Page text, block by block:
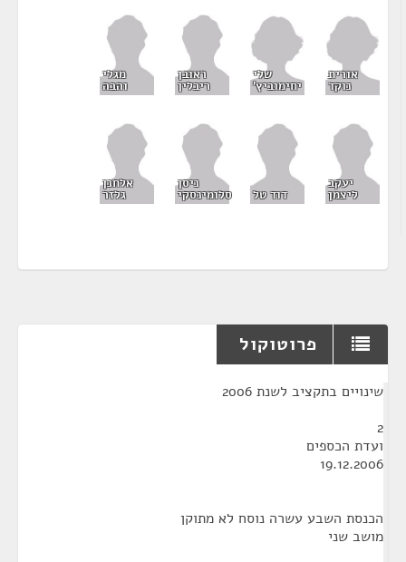
אורית
נוקד
שלי
יחימוביץ'
ראובן
ריבלין
מגלי
והבה
יעקב
ליצמן דוד טל
ניסן
סלומינסקי
אלחנן
גלזר
פרוטוקול
שינויים בתקציב לשנת 2006
2
ועדת הכספים
19.12.2006
הכנסת השבע עשרה נוסח לא מתוקן
מושב שני